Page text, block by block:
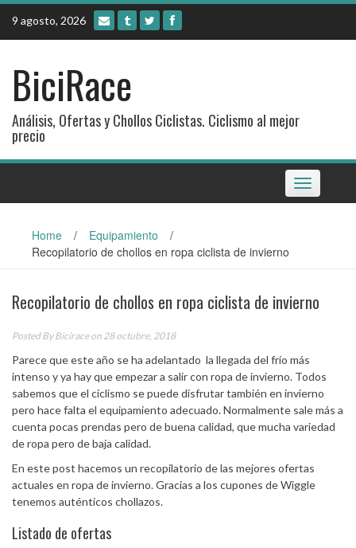
Skip
content
9 agosto, 2026
BiciRace
Análisis, Ofertas y Chollos Ciclistas. Ciclismo al mejor
precio
Toggle
navigation
Home / Equipamiento
/
Recopilatorio de chollos en ropa ciclista de invierno
Recopilatorio de chollos en ropa ciclista de invierno
Posted ByBiciraceon 28 octubre, 2018
Parece que este año se ha adelantado la llegada del frío más
intenso y ya hay que empezar a salir con ropa de invierno. Todos
sabemos que el ciclismo se puede disfrutar también en invierno
pero hace falta el equipamiento adecuado. Normalmente sale más a
cuenta pocas prendas pero de buena calidad, que mucha variedad
de ropa pero de baja calidad.
En este post hacemos un recopilatorio de las mejores ofertas
actuales en ropa de invierno. Gracias a los cupones de Wiggle
tenemos auténticos chollazos.
Listado de ofertas